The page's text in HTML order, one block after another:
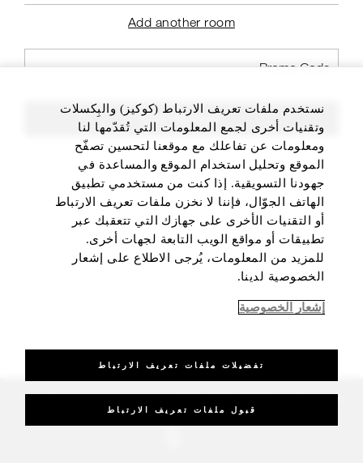
Add another room
FIND ROOMS
نستخدم ملفات تعريف الارتباط (كوكيز) والبِكسلات
وتقنيات أخرى لجمع المعلومات التي تُقدّمها لنا
ومعلومات عن تفاعلك مع موقعنا لتحسين تصفّح
الموقع وتحليل استخدام الموقع والمساعدة في
جهودنا التسويقية. إذا كنت من مستخدمي تطبيق
الهاتف الجوّال، فإننا لا نخزن ملفات تعريف الارتباط
أو التقنيات الأخرى على جهازك التي تتعقبك عبر
تطبيقات أو مواقع الويب التابعة لجهات أخرى.
للمزيد من المعلومات، يُرجى الاطلاع على إشعار
الخصوصية لدينا.
إشعار الخصوصية
تفضيلات ملفات تعريف الارتباط
قبول ملفات تعريف الارتباط